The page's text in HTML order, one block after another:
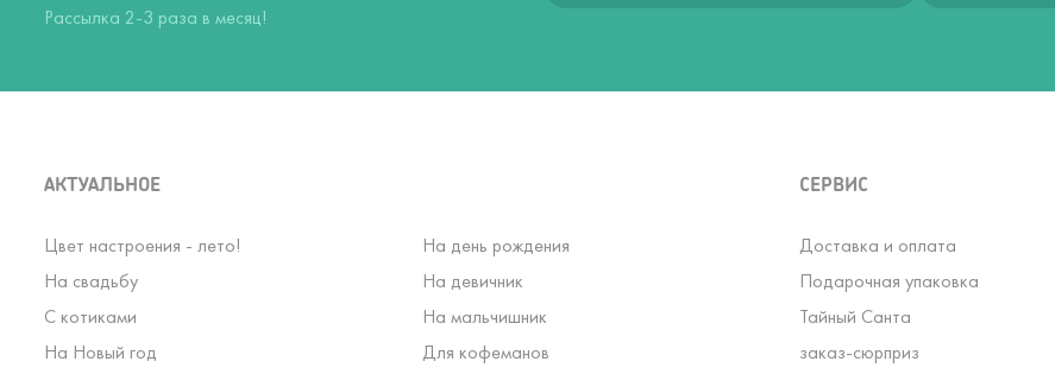
Рассылка 2-3 раза в месяц!
АКТУАЛЬНОЕ
Цвет настроения - лето!
На день рождения
На свадьбу
На девичник
С котиками
На мальчишник
На Новый год
Для кофеманов
СЕРВИС
Доставка и оплата
Подарочная упаковка
Тайный Санта
заказ-сюрприз